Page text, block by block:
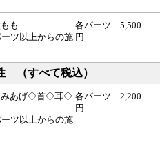
も
ツ以上からの施
各パーツ 5,500
円
（すべて税込）
あげ◇首◇耳◇
ツ以上からの施
各パーツ 2,200
円